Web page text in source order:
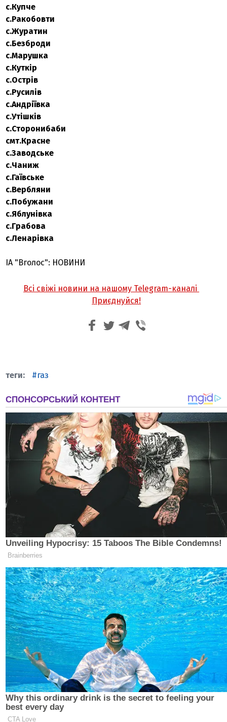
с.Купче
с.Ракобовти
с.Журатин
с.Безброди
с.Марушка
с.Куткір
с.Острів
с.Русилів
с.Андріївка
с.Утішків
с.Сторонибаби
смт.Красне
с.Заводське
с.Чаниж
с.Гаївське
с.Вербляни
с.Побужани
с.Яблунівка
с.Грабова
с.Ленарівка
ІА "Вголос": НОВИНИ
Всі свіжі новини на нашому Telegram-каналі
Приєднуйся!
газ